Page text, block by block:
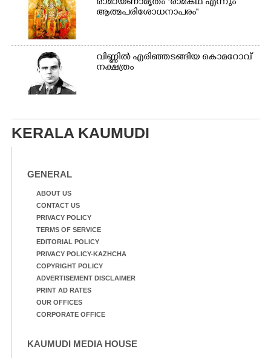
രാമായണാമൃതം ''രാമകഥ എന്നും
ആത്മപരിശോധനാപരം''
വി​ണ്ണി​ൽ​ ​എ​രി​ഞ്ഞ​ട​ങ്ങിയ കൊ​മ​റോ​വ് ​
ന​ക്ഷ​ത്രം
KERALA KAUMUDI
GENERAL
ABOUT US
CONTACT US
PRIVACY POLICY
TERMS OF SERVICE
EDITORIAL POLICY
PRIVACY POLICY-KAZHCHA
COPYRIGHT POLICY
ADVERTISEMENT DISCLAIMER
PRINT AD RATES
OUR OFFICES
CORPORATE OFFICE
KAUMUDI MEDIA HOUSE